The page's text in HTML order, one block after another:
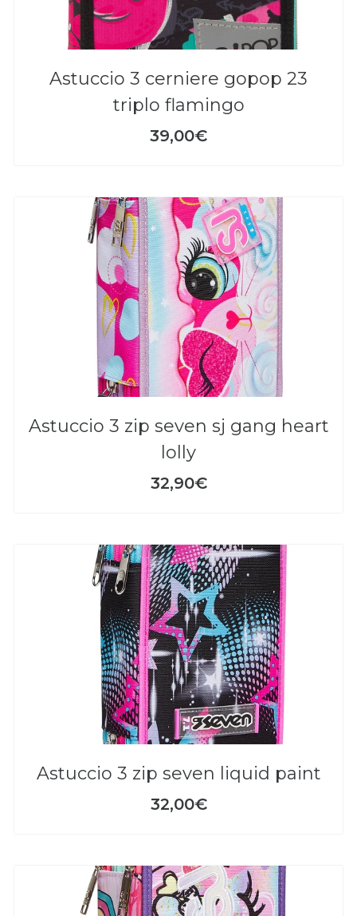
astuccio 3 cerniere gopop 23
triplo flamingo
39,00€
astuccio 3 zip seven sj gang heart
lolly
32,90€
astuccio 3 zip seven liquid paint
32,00€